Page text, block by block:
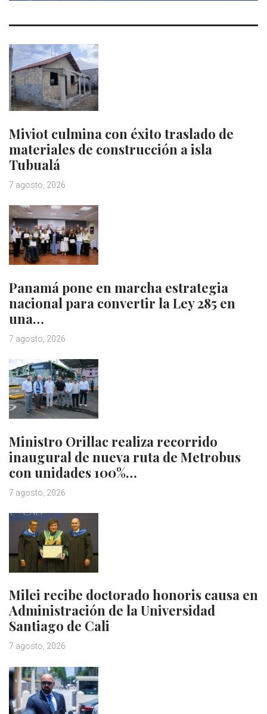
Miviot culmina con éxito traslado de
materiales de construcción a isla
Tubualá
7 agosto, 2026
Panamá pone en marcha estrategia
nacional para convertir la Ley 285 en
una…
7 agosto, 2026
Ministro Orillac realiza recorrido
inaugural de nueva ruta de Metrobus
con unidades 100%…
7 agosto, 2026
Milei recibe doctorado honoris causa en
Administración de la Universidad
Santiago de Cali
7 agosto, 2026